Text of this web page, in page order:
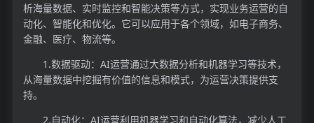
析海量数据、实时监控和智能决策等方式，实现业务运营的自
动化、智能化和优化。它可以应用于各个领域，如电子商务、
金融、医疗、物流等。
1.数据驱动：AI运营通过大数据分析和机器学习等技术，
从海量数据中挖掘有价值的信息和模式，为运营决策提供支
持。
2.自动化：AI运营利用机器学习和自动化算法，减少人工